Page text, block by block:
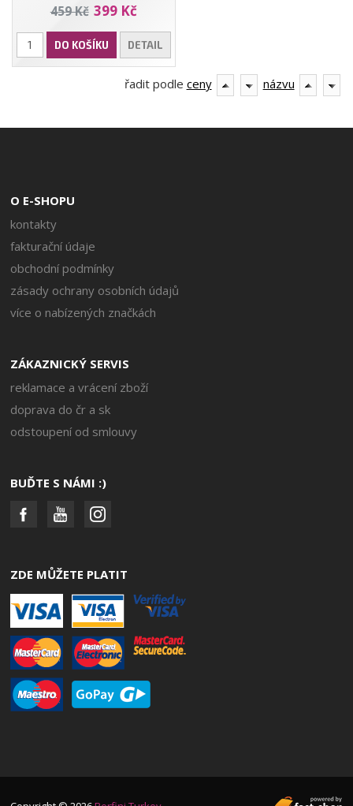
459 Kč 399 Kč
DO KOŠÍKU DETAIL
řadit podle ceny názvu
O E-SHOPU
kontakty
fakturační údaje
obchodní podmínky
zásady ochrany osobních údajů
více o nabízených značkách
ZÁKAZNICKÝ SERVIS
reklamace a vrácení zboží
doprava do čr a sk
odstoupení od smlouvy
BUĎTE S NÁMI :)
ZDE MŮŽETE PLATIT